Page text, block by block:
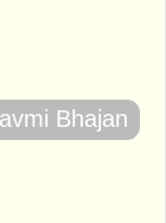
Bhajan